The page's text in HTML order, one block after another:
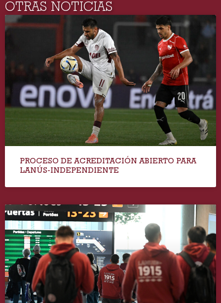
OTRAS NOTICIAS
PROCESO DE ACREDITACIÓN ABIERTO PARA
LANÚS-INDEPENDIENTE